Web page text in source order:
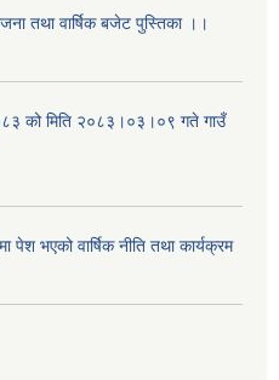
तथा वार्षिक बजेट पुस्तिका ।।
को मिति २०८३।०३।०९ गते गाउँ
भएको वार्षिक नीति तथा कार्यक्रम